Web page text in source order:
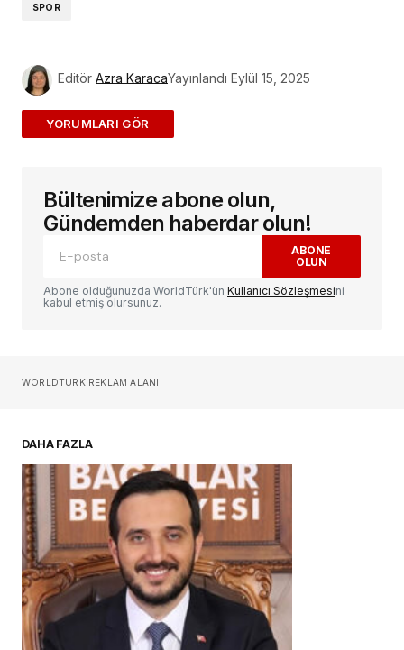
SPOR
Editör Azra KaracaYayınlandı Eylül 15, 2025
ADD A COMMENT
E-posta adresiniz yayınlanmayacak.
alanlar*ile işaretlenmişlerdir
Yorum
Sizin adınız*
Daha sonraki yorumlarımda kullanılması için
adım, e-posta adresim ve site adresim bu
tarayıcıya kaydedilsin.
YORUM GÖNDER
Bültenimize abone olun,
Gündemden haberdar olun!
ABONE
OLUN
Abone olduğunuzda WorldTürk'ün Kullanıcı Sözleşmesini
kabul etmiş olursunuz.
WORLDTURK REKLAM ALANI
DAHA FAZLA